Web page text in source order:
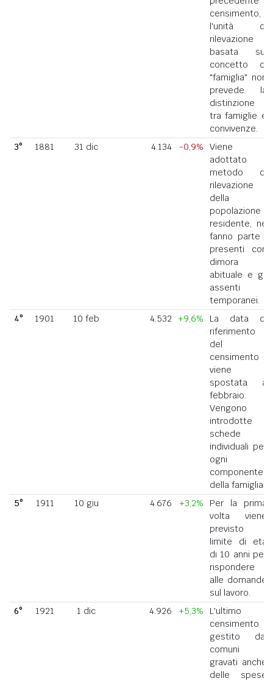
censimento,
l'unità di
rilevazione
basata sul
concetto di
"famiglia" non
prevede la
distinzione
tra famiglie e
convivenze.
3°
1881 31 dic 4.134 -0,9%
Viene
adottato il
metodo di
rilevazione
della
popolazione
residente, ne
fanno parte i
presenti con
dimora
abituale e gli
assenti
temporanei.
4°
1901 10 feb 4.532 +9,6%
La data di
riferimento
del
censimento
viene
spostata a
febbraio.
Vengono
introdotte
schede
individuali per
ogni
componente
della famiglia.
5°
1911 10 giu 4.676 +3,2%
Per la prima
volta viene
previsto il
limite di età
di 10 anni per
rispondere
alle domande
sul lavoro.
6°
1921 1 dic 4.926 +5,3%
L'ultimo
censimento
gestito dai
comuni
gravati anche
delle spese